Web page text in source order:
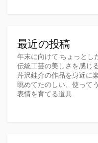
最近の投稿
年末に向けて ちょっとし
伝統工芸の美しさを感じる
芹沢銈介の作品を身近に
眺めてたのしい、使って
表情を育てる道具